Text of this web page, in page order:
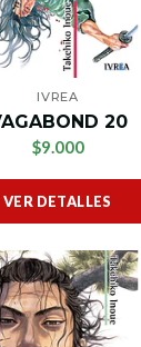
IVREA
20
$9.000
VER DETALLES